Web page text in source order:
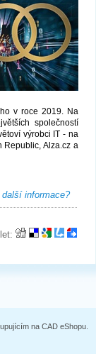
v roce 2019. Na
společností
výrobci IT - na
Republic, Alza.cz a
další informace?
na CAD eShopu.